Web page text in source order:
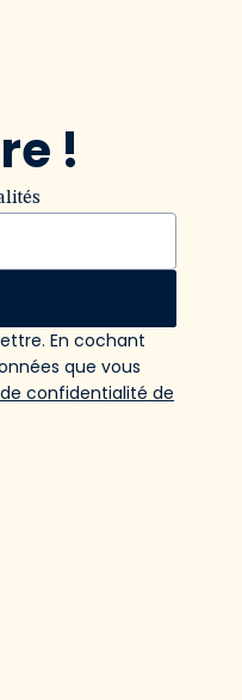
!
En cochant
que vous
confidentialité de